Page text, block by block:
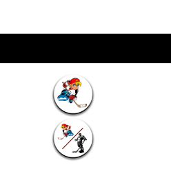
О бренде HockeyMAN
Доставка и оплата
Франчайзинг